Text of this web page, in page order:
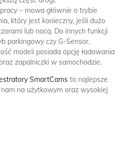
– mowa głównie o trybie
który jest konieczny, jeśli dużo
lub nocą. Do innych funkcji
parkingowy czy G-Sensor.
modeli posiada opcję ładowania
zapalniczki w samochodzie.
SmartCams to najlepsze
na użytkowym oraz wysokiej